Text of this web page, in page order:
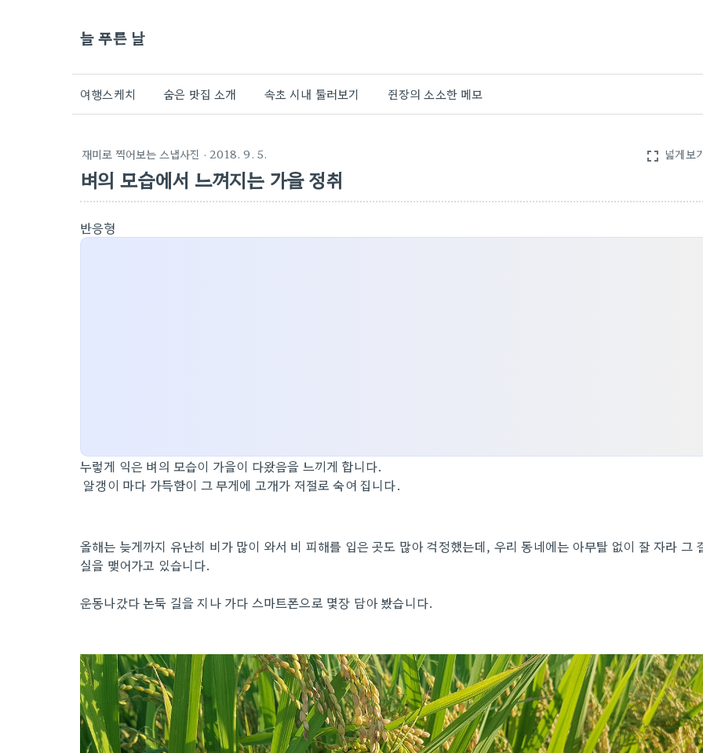
늘 푸른 날
여행스케치 숨은 맛집 소개 속초 시내 둘러보기 쥔장의 소소한 메모
재미로 찍어보는 스냅사진 · 2018. 9. 5. fullscreen 넓게보
벼의 모습에서 느껴지는 가을 정취
반응형
누렇게 익은 벼의 모습이 가을이 다왔음을 느끼게 합니다.
알갱이 마다 가득함이 그 무게에 고개가 저절로 숙여 집니다.
올해는 늦게까지 유난히 비가 많이 와서 비 피해를 입은 곳도 많아 걱정했는데, 우리 동네에는 아무탈 없이 잘 자라 그
실을 맺어가고 있습니다.
운동나갔다 논둑 길을 지나 가다 스마트폰으로 몇장 담아 봤습니다.